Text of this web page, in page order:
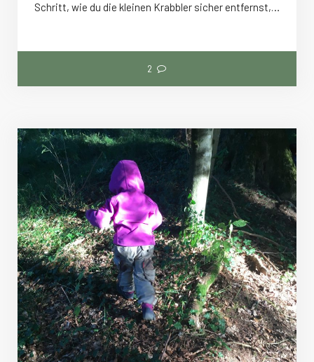
Schritt, wie du die kleinen Krabbler sicher entfernst,…
2